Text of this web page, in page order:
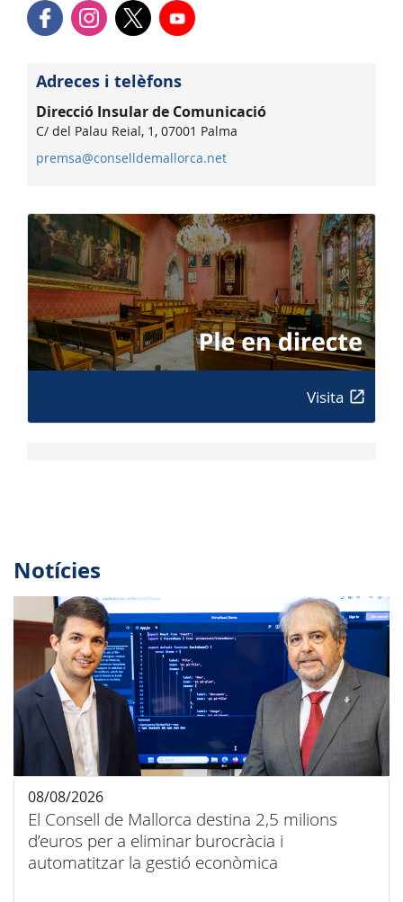
Adreces i telèfons
Direcció Insular de Comunicació
C/ del Palau Reial, 1, 07001 Palma
premsa@conselldemallorca.net
Visita
Notícies
El Consell de Mallorca destina 2,5 milions
d’euros per a eliminar burocràcia i
automatitzar la gestió econòmica
08/08/2026